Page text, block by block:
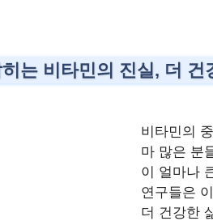
는 비타민의 진실, 더 건
비타민의
마 많은 분
이 얼마나
연구들은
더 건강한